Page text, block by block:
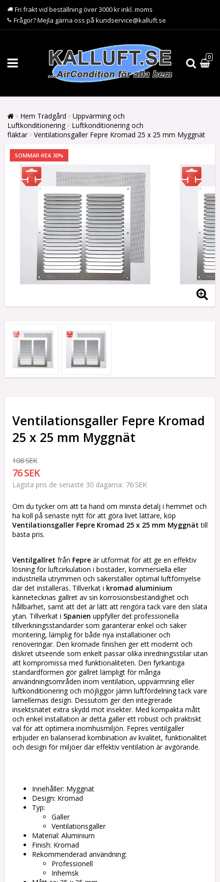
Fri frakt vid beställning över 3000 kr inkl. moms
Frågor? Mejla gärna oss på kundservice@kalluft.se
0
Hem Trädgård
Uppvärming och
Luftkonditionering
Luftkonditionering och
fläktar
Ventilationsgaller Fepre Kromad 25 x 25 mm Myggnät
SOMMAR-REA 30%
Ventilationsgaller Fepre Kromad
25 x 25 mm Myggnät
108 SEK
76 SEK
Lägsta pris de senaste 30 dagarna 76 SEK
Om du tycker om att ta hand om minsta detalj i hemmet och
ha koll på senaste nytt för att göra livet lättare, köp
Ventilationsgaller Fepre Kromad 25 x 25 mm Myggnät till
bästa pris.
Ventilgallret från Fepre är utformat för att ge en effektiv
lösning för luftcirkulation i bostäder, kommersiella eller
industriella utrymmen och säkerställer optimal luftförnyelse
där det installeras. Tillverkat i kromad aluminium
kännetecknas gallret av sin korrosionsbeständighet och
hållbarhet, samt att det är lätt att rengöra tack vare den släta
ytan. Tillverkat i Spanien uppfyller det professionella
tillverkningsstandarder som garanterar enkel och säker
montering, lämplig för både nya installationer och
renoveringar. Den kromade finishen ger ett modernt och
diskret utseende som enkelt passar olika inredningsstilar utan
att kompromissa med funktionaliteten. Den fyrkantiga
standardformen gör gallret lämpligt för många
användningsområden inom ventilation, uppvärmning eller
luftkonditionering och möjliggör jämn luftfördelning tack vare
lamellernas design. Dessutom ger den integrerade
insektsnätet extra skydd mot insekter. Med kompakta mått
och enkel installation är detta galler ett robust och praktiskt
val för att optimera inomhusmiljön. Fepres ventilgaller
erbjuder en balanserad kombination av kvalitet, funktionalitet
och design för miljöer där effektiv ventilation är avgörande.
Innehåller: Myggnät
Design: Kromad
Typ:
Galler
Ventilationsgaller
Material: Aluminium
Finish: Kromad
Rekommenderad användning:
Professionell
Inhemsk